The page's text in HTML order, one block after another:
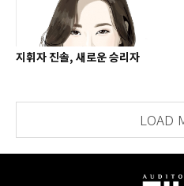
지휘자 진솔, 새로운 승리자
LOAD